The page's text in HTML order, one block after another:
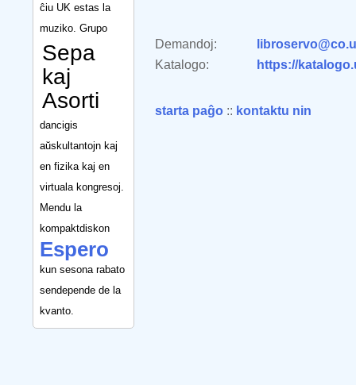
ĉiu UK estas la
muziko. Grupo
Sepa
kaj
Asorti
dancigis
aŭskultantojn kaj
en fizika kaj en
virtuala kongresoj.
Mendu la
kompaktdiskon
Espero
kun sesona rabato
sendepende de la
kvanto.
Demandoj:
Katalogo:
https://
starta paĝo :: kontaktu nin